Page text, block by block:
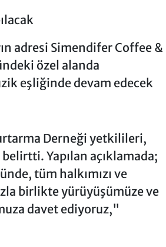
adresi Simendifer Coffee &
özel alanda
eşliğinde devam edecek
Derneği yetkilileri,
Yapılan açıklamada;
tüm halkımızı ve
birlikte yürüyüşümüze ve
davet ediyoruz,"